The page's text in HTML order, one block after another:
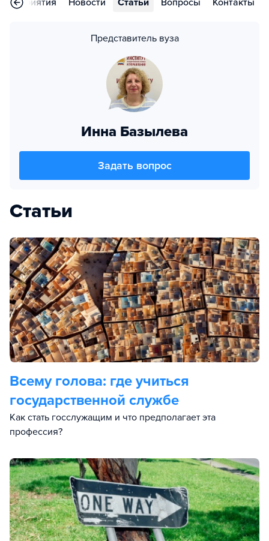
Новости Статьи Вопросы Контакты
Представитель вуза
Инна Базылева
Задать вопрос
Статьи
Всему голова: где учиться
государственной службе
Как стать госслужащим и что предполагает эта
профессия?